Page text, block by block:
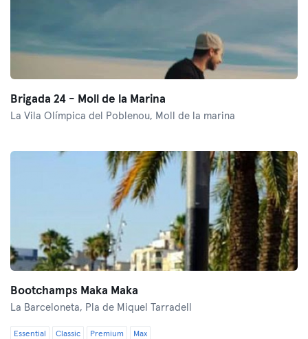
Brigada 24 - Moll de la Marina
La Vila Olímpica del Poblenou, Moll de la marina
Bootchamps Maka Maka
La Barceloneta, Pla de Miquel Tarradell
Essential Classic Premium Max